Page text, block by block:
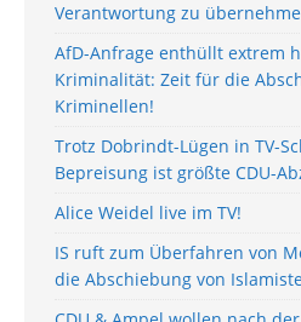
Verantwortung zu
AfD-Anfrage enthüllt extrem
Kriminalität: Zeit für die
Kriminellen!
Trotz Dobrindt-Lügen in TV-
Bepreisung ist größte CDU-
Alice Weidel live im TV!
IS ruft zum Überfahren von
die Abschiebung von